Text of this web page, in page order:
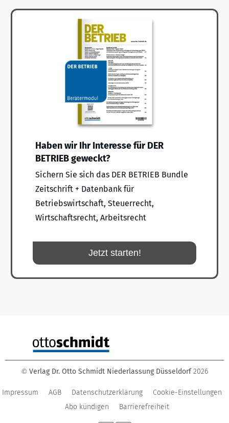
Haben wir Ihr Interesse für DER
BETRIEB geweckt?
Sichern Sie sich das DER BETRIEB Bundle
Zeitschrift + Datenbank für
Betriebswirtschaft, Steuerrecht,
Wirtschaftsrecht, Arbeitsrecht
Jetzt starten!
© Verlag Dr. Otto Schmidt Niederlassung Düsseldorf 2026
Impressum AGB Datenschutzerklärung
Cookie-Einstellungen
Abo kündigen
Barrierefreiheit